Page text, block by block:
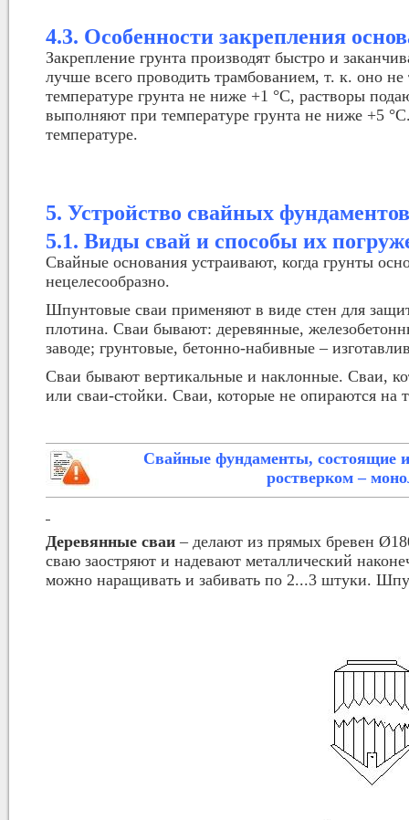
4.3. Особенности закрепления
Закрепление грунта производят быстро и
лучше всего проводить трамбованием, т. к. оно
температуре грунта не ниже +1 °С, растворы
выполняют при температуре грунта не ниже +5
температуре.
5. Устройство свайных
5.1. Виды свай и способы их
Свайные основания устраивают, когда грунты
нецелесообразно.
Шпунтовые сваи применяют в виде стен для
плотина. Сваи бывают: деревянные,
заводе; грунтовые, бетонно-набивные –
Сваи бывают вертикальные и наклонные. Сваи,
или сваи-стойки. Сваи, которые не опираются на
Свайные фундаменты, состоящие
ростверком –
Деревянные сваи – делают из прямых бревен
сваю заостряют и надевают металлический
можно наращивать и забивать по 2...3 штуки.